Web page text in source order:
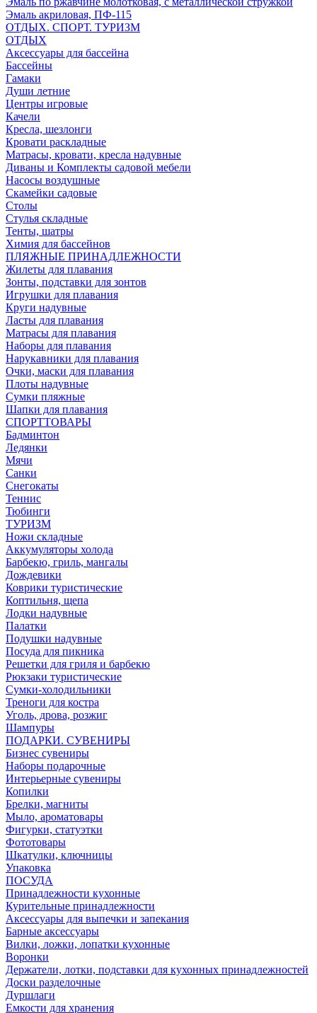
Эмаль акриловая, ПФ-115
ОТДЫХ. СПОРТ. ТУРИЗМ
ОТДЫХ
Аксессуары для бассейна
Бассейны
Гамаки
Души летние
Центры игровые
Качели
Кресла, шезлонги
Кровати раскладные
Матрасы, кровати, кресла надувные
Диваны и Комплекты садовой мебели
Насосы воздушные
Скамейки садовые
Столы
Стулья складные
Тенты, шатры
Химия для бассейнов
ПЛЯЖНЫЕ ПРИНАДЛЕЖНОСТИ
Жилеты для плавания
Зонты, подставки для зонтов
Игрушки для плавания
Круги надувные
Ласты для плавания
Матрасы для плавания
Наборы для плавания
Нарукавники для плавания
Очки, маски для плавания
Плоты надувные
Сумки пляжные
Шапки для плавания
СПОРТТОВАРЫ
Бадминтон
Ледянки
Мячи
Санки
Снегокаты
Теннис
Тюбинги
ТУРИЗМ
Ножи складные
Аккумуляторы холода
Барбекю, гриль, мангалы
Дождевики
Коврики туристические
Коптильня, щепа
Лодки надувные
Палатки
Подушки надувные
Посуда для пикника
Решетки для гриля и барбекю
Рюкзаки туристические
Сумки-холодильники
Треноги для костра
Уголь, дрова, розжиг
Шампуры
ПОДАРКИ. СУВЕНИРЫ
Бизнес сувениры
Наборы подарочные
Интерьерные сувениры
Копилки
Брелки, магниты
Мыло, ароматовары
Фигурки, статуэтки
Фототовары
Шкатулки, ключницы
Упаковка
ПОСУДА
Принадлежности кухонные
Курительные принадлежности
Аксессуары для выпечки и запекания
Барные аксессуары
Вилки, ложки, лопатки кухонные
Воронки
Держатели, лотки, подставки для кухонных принадлежностей
Доски разделочные
Дуршлаги
Емкости для хранения